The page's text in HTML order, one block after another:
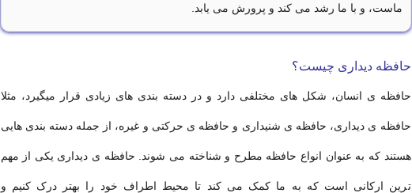
ماست، و با ما رشد می کند و پرورش می یابد.
حافظه دیداری چیست؟
حافظه ی انسان، شکل های مختلفی دارد و در دسته بندی های زیادی قرار میگیرد، مثلا
حافظه ی دیداری، حافظه ی شنیداری و حافظه ی حرکتی و غیره، از جمله دسته بندی هایی
هستند که به عنوان انواع حافظه مطرح و شناخته می شوند. حافظه ی دیداری یکی از مهم
ترین ارکانی است که به ما کمک می کند تا محیط اطراف خود را بهتر درک کنیم و